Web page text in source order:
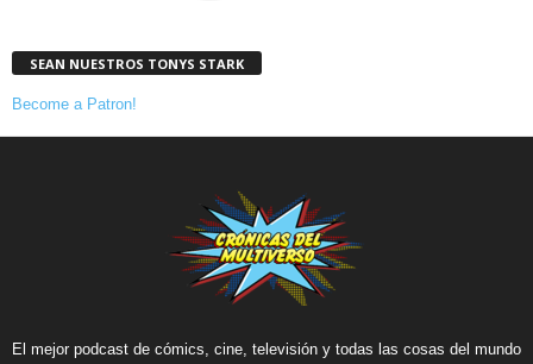
SEAN NUESTROS TONYS STARK
Become a Patron!
El mejor podcast de cómics, cine, televisión y todas las cosas del mundo